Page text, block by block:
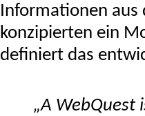
Informationen aus
konzipierten ein
definiert das
„A WebQuest is